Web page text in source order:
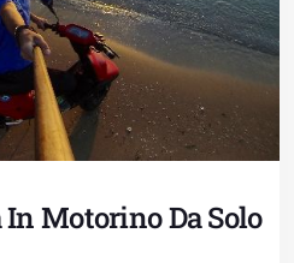
In Motorino Da Solo